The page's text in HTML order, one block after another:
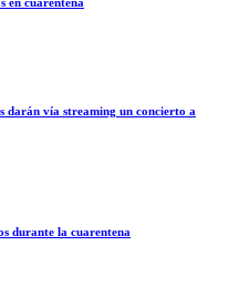
darán vía streaming un concierto a
durante la cuarentena